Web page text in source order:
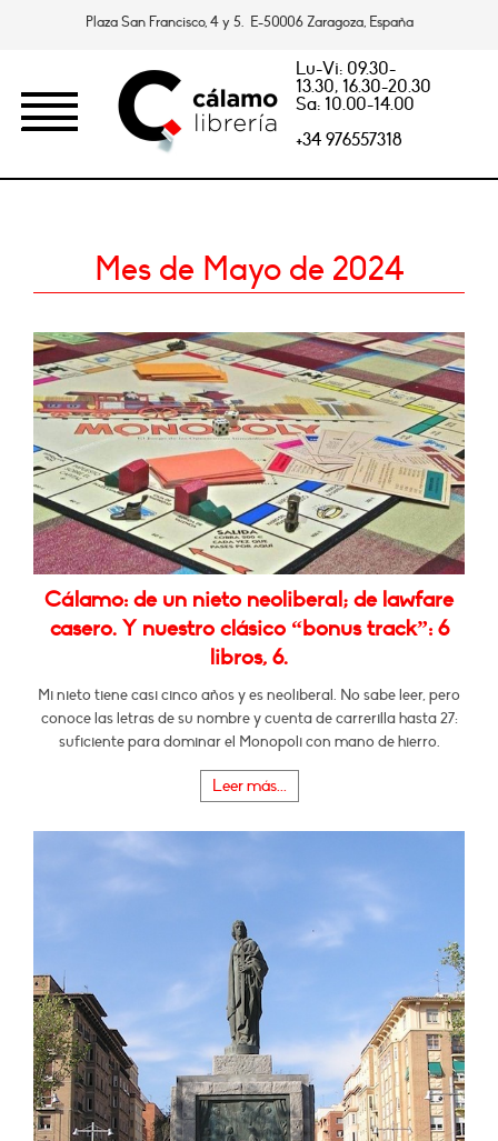
Plaza San Francisco, 4 y 5. E-50006 Zaragoza, España
Lu-Vi: 09.30-
13.30, 16.30-20.30
Sa: 10.00-14.00
+34 976557318
Mes de Mayo de 2024
Cálamo: de un nieto neoliberal; de lawfare
casero. Y nuestro clásico “bonus track”: 6
libros, 6.
Mi nieto tiene casi cinco años y es neoliberal. No sabe leer, pero
conoce las letras de su nombre y cuenta de carrerilla hasta 27:
suficiente para dominar el Monopoli con mano de hierro.
Leer más...